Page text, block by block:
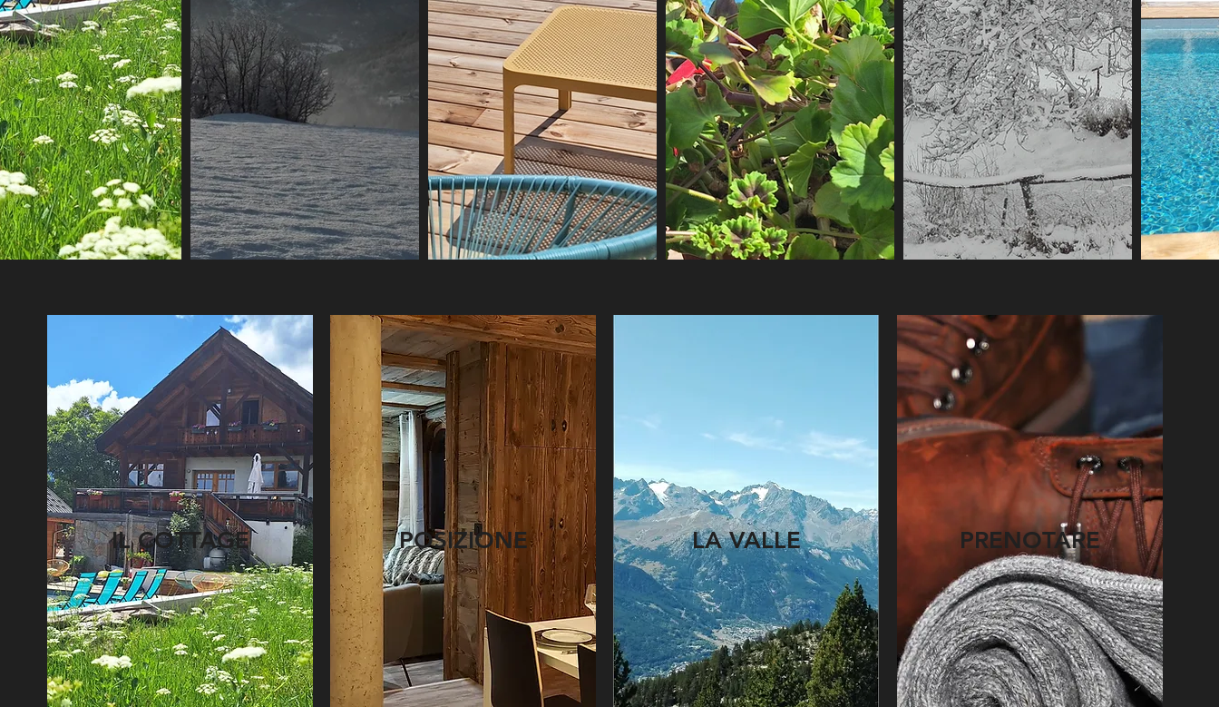
IL COTTAGE POSIZIONE LA VALLE PRENOTARE